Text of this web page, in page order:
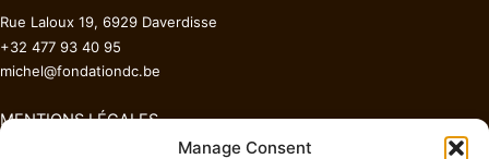
Manage Consent
Rue Laloux 19, 6929 Daverdisse
+32 477 93 40 95
michel@fondationdc.be
MENTIONS LÉGALES